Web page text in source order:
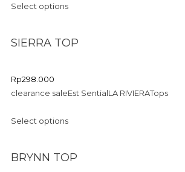
Select options
SIERRA TOP
Rp298.000
clearance saleEst SentialLA RIVIERATops
Select options
BRYNN TOP